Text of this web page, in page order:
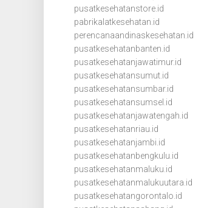
pusatkesehatanstore.id
pabrikalatkesehatan.id
perencanaandinaskesehatan.id
pusatkesehatanbanten.id
pusatkesehatanjawatimur.id
pusatkesehatansumut.id
pusatkesehatansumbar.id
pusatkesehatansumsel.id
pusatkesehatanjawatengah.id
pusatkesehatanriau.id
pusatkesehatanjambi.id
pusatkesehatanbengkulu.id
pusatkesehatanmaluku.id
pusatkesehatanmalukuutara.id
pusatkesehatangorontalo.id